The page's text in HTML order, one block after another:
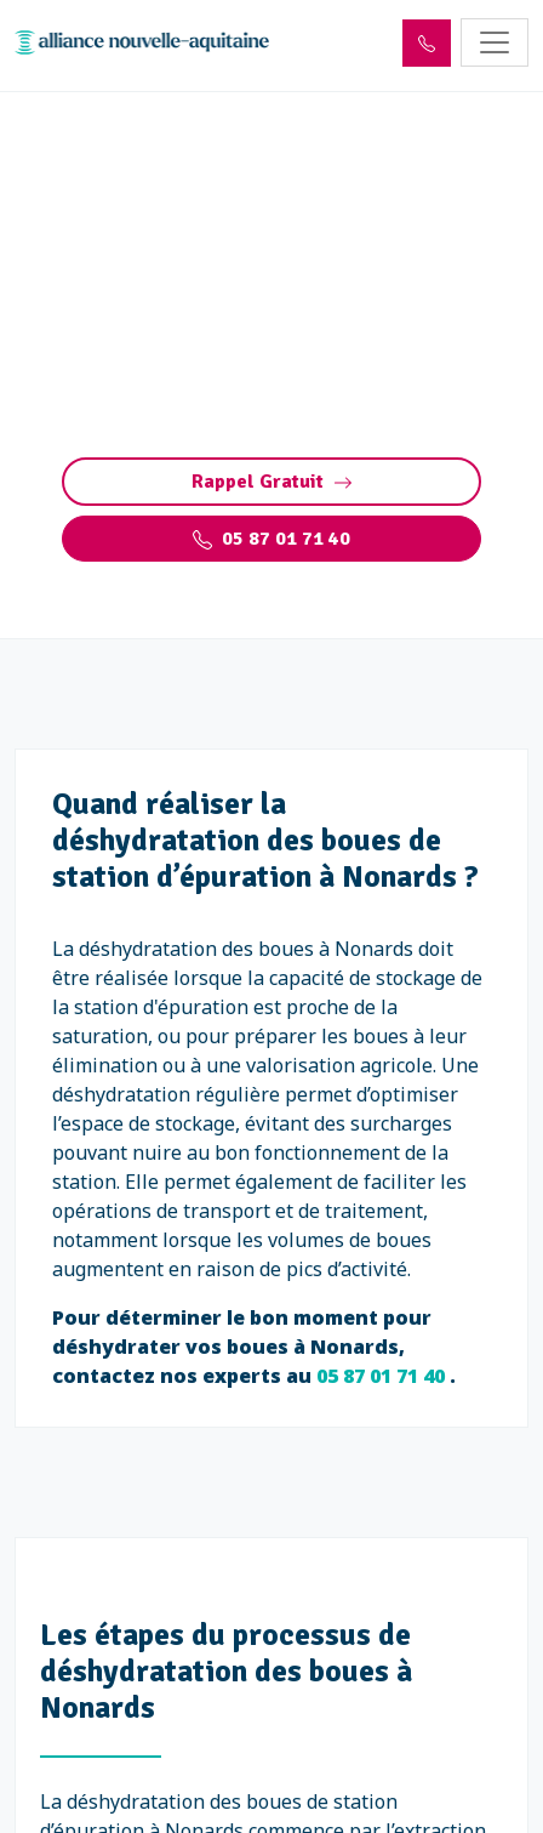
Rappel Gratuit
05 87 01 71 40
Quand réaliser la
déshydratation des boues de
station d’épuration à Nonards ?
La déshydratation des boues à Nonards doit
être réalisée lorsque la capacité de stockage de
la station d'épuration est proche de la
saturation, ou pour préparer les boues à leur
élimination ou à une valorisation agricole. Une
déshydratation régulière permet d’optimiser
l’espace de stockage, évitant des surcharges
pouvant nuire au bon fonctionnement de la
station. Elle permet également de faciliter les
opérations de transport et de traitement,
notamment lorsque les volumes de boues
augmentent en raison de pics d’activité.
Pour déterminer le bon moment pour
déshydrater vos boues à Nonards,
contactez nos experts au 05 87 01 71 40.
Les étapes du processus de
déshydratation des boues à
Nonards
La déshydratation des boues de station